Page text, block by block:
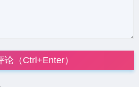
论（Ctrl+Enter）